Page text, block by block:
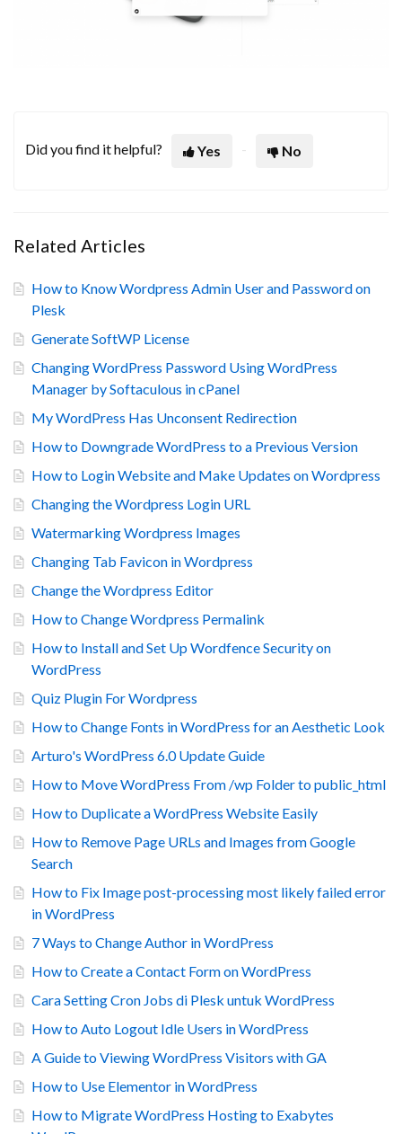
Did you find it helpful? Yes No
Related Articles
How to Know Wordpress Admin User and Password on
Plesk
Generate SoftWP License
Changing WordPress Password Using WordPress
Manager by Softaculous in cPanel
My WordPress Has Unconsent Redirection
How to Downgrade WordPress to a Previous Version
How to Login Website and Make Updates on Wordpress
Changing the Wordpress Login URL
Watermarking Wordpress Images
Changing Tab Favicon in Wordpress
Change the Wordpress Editor
How to Change Wordpress Permalink
How to Install and Set Up Wordfence Security on
WordPress
Quiz Plugin For Wordpress
How to Change Fonts in WordPress for an Aesthetic Look
Arturo's WordPress 6.0 Update Guide
How to Move WordPress From /wp Folder to public_html
How to Duplicate a WordPress Website Easily
How to Remove Page URLs and Images from Google
Search
How to Fix Image post-processing most likely failed error
in WordPress
7 Ways to Change Author in WordPress
How to Create a Contact Form on WordPress
Cara Setting Cron Jobs di Plesk untuk WordPress
How to Auto Logout Idle Users in WordPress
A Guide to Viewing WordPress Visitors with GA
How to Use Elementor in WordPress
How to Migrate WordPress Hosting to Exabytes